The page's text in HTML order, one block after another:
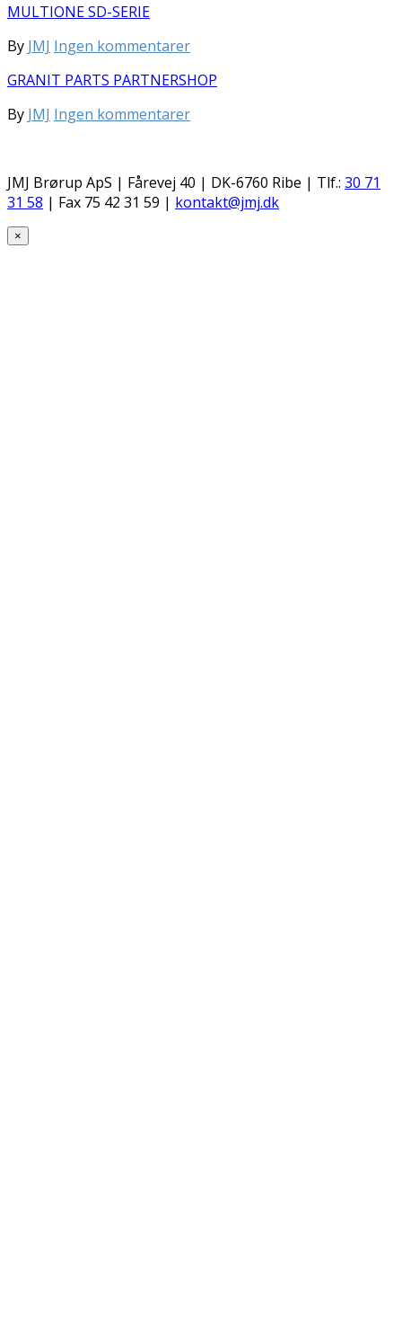
MULTIONE SD-SERIE
By JMJ Ingen kommentarertil
SD-
GRANIT PARTS PARTNERSHOP
By JMJ Ingen kommentarertil
PARTNERSHOP
JMJ Brørup ApS | Fårevej 40 | DK-6760 Ribe | Tlf.: 30 71
31 58 | Fax 75 42 31 59 | kontakt@jmj.dk
×